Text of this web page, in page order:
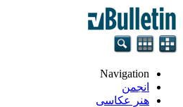
Navigation
انجمن
هنر عکاسی